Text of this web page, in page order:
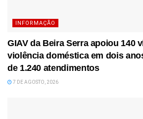
INFORMAÇÃO
GIAV da Beira Serra apoiou 140
violência doméstica em dois
de 1.240 atendimentos
7 DE AGOSTO, 2026